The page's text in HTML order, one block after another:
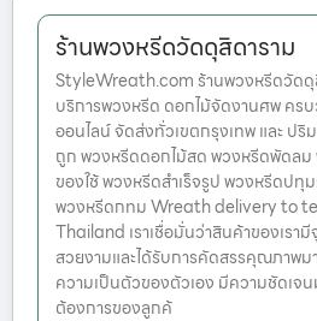
ร้านพวงหรีดวัดดุสิดาราม
StyleWreath.com ร้านพวงหรีดวัดดุ
บริการพวงหรีด ดอกไม้จัดงานศพ คร
ออนไลน์ จัดส่งทั่วเขตกรุงเทพ และ ป
ถูก พวงหรีดดอกไม้สด พวงหรีดพัดล
ของใช้ พวงหรีดสำเร็จรูป พวงหรีดป
พวงหรีดกทม Wreath delivery to
Thailand เราเชื่อมั่นว่าสินค้าของเรา
สวยงามและได้รับการคัดสรรคุณภาพ
ความเป็นตัวของตัวเอง มีความชัดเจ
ต้องการของลูกค้